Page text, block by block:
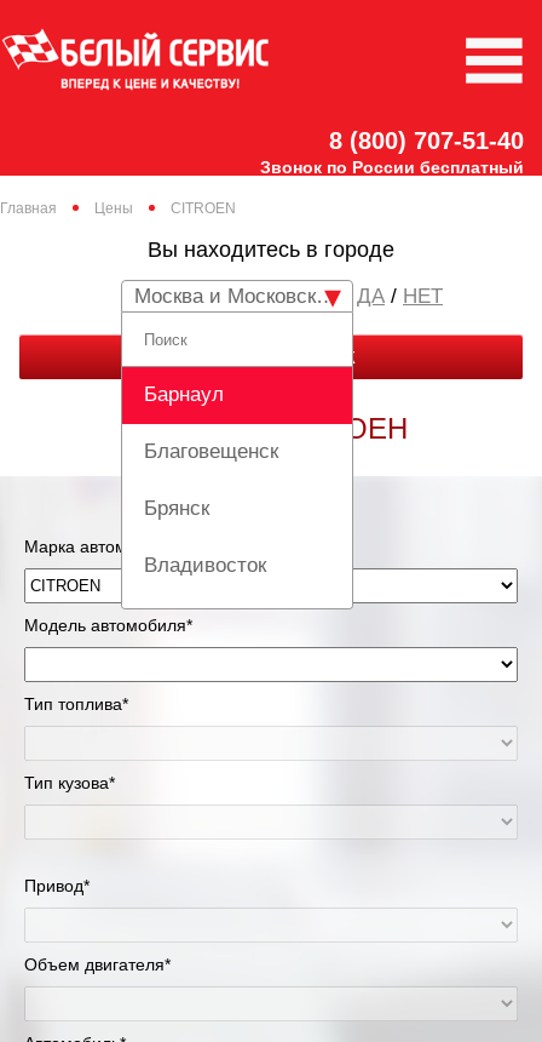
8 (800) 707-51-40
Звонок по России бесплатный
Главная Цены CITROEN
Вы находитесь в городе
Москва и Московская область
Барнаул
Благовещенск
Брянск
Владивосток
Вологда
Екатеринбург
Красноярск
Липецк
Москва и Московская область
/ НЕТ
ЗАКАЗАТЬ ЗВОНОК
РЕМОНТ СИТРОЕН
Марка автомобиля*
Модель автомобиля*
Тип топлива*
Тип кузова*
Привод*
Объем двигателя*